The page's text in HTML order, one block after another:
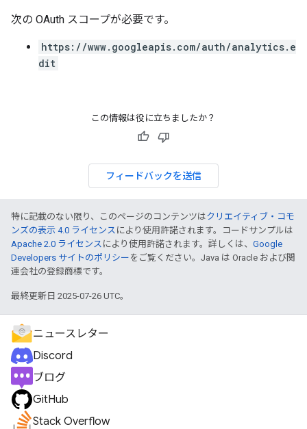
次の OAuth スコープが必要です。
https://www.googleapis.com/auth/analytics.e
dit
この情報は役に立ちましたか？
フィードバックを送信
特に記載のない限り、このページのコンテンツはクリエイティブ・コモ
ンズの表示 4.0 ライセンス により使用許諾されます。コードサンプルは
Apache 2.0 ライセンス により使用許諾されます。詳しくは、 Google
Developers サイトのポリシー をご覧ください。Java は Oracle および関
連会社の登録商標です。
最終更新日 2025-07-26 UTC。
ニュースレター
Discord
ブログ
GitHub
Stack Overflow